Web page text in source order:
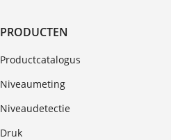
PRODUCTEN
Productcatalogus
Niveaumeting
Niveaudetectie
Druk